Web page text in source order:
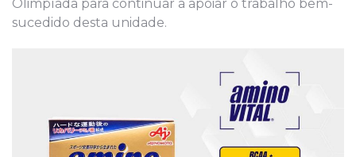
Olimpíada para continuar a apoiar o trabalho bem-
sucedido desta unidade.